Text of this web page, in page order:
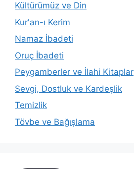
Kültürümüz ve Din
Kur'an-ı Kerim
Namaz İbadeti
Oruç İbadeti
Peygamberler ve İlahi Kitaplar
Sevgi, Dostluk ve Kardeşlik
Temizlik
Tövbe ve Bağışlama